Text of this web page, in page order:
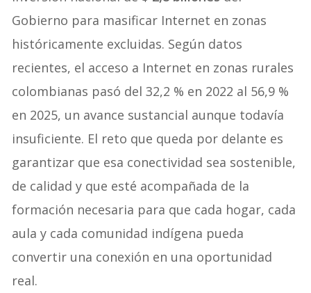
Gobierno para masificar Internet en zonas
históricamente excluidas. Según datos
recientes, el acceso a Internet en zonas rurales
colombianas pasó del 32,2 % en 2022 al 56,9 %
en 2025, un avance sustancial aunque todavía
insuficiente. El reto que queda por delante es
garantizar que esa conectividad sea sostenible,
de calidad y que esté acompañada de la
formación necesaria para que cada hogar, cada
aula y cada comunidad indígena pueda
convertir una conexión en una oportunidad
real.